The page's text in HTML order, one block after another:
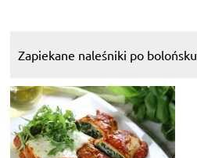
Zapiekane naleśniki po bolońsku